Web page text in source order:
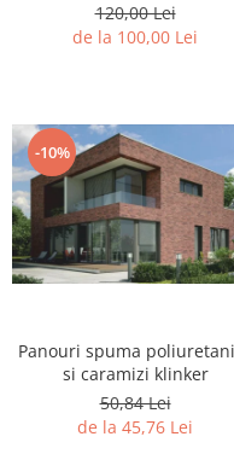
120,00 Lei
de la 100,00 Lei
-10%
Panouri spuma
si caramizi klinker
50,84 Lei
de la 45,76 Lei